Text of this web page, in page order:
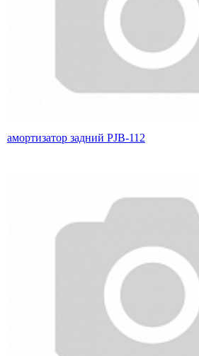
амортизатор задний PJB-112